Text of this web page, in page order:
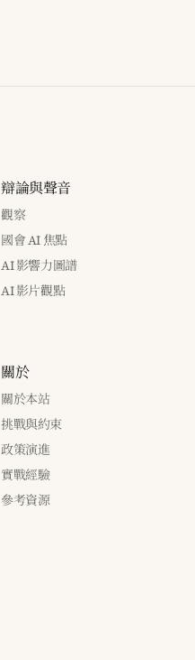
辯論與聲音
觀察
國會 AI 焦點
AI 影響力圖譜
AI 影片觀點
關於
關於本站
挑戰與約束
政策演進
實戰經驗
參考資源